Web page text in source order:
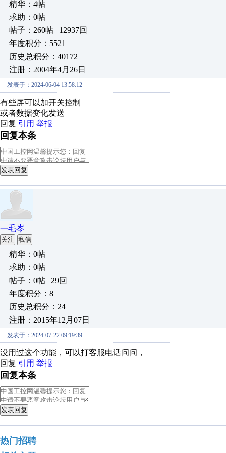
精华：4帖
求助：0帖
帖子：260帖 | 12937回
年度积分：5521
历史总积分：40172
注册：2004年4月26日
发表于：2024-06-04 13:58:12
有些屏可以加开关控制
或者数据变化发送
回复 引用 举报
回复本条
发表回复
一毛岑
关注 私信
精华：0帖
求助：0帖
帖子：0帖 | 29回
年度积分：8
历史总积分：24
注册：2015年12月07日
发表于：2024-07-22 09:19:39
没用过这个功能，可以打客服电话问问，
回复 引用 举报
回复本条
发表回复
热门招聘